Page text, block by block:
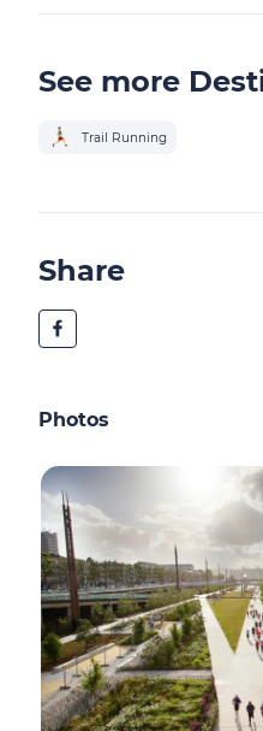
See more
Trail Running
Share
Photos